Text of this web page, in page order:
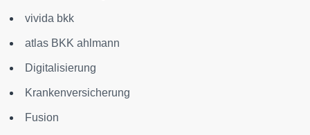
vivida bkk
atlas BKK ahlmann
Digitalisierung
Krankenversicherung
Fusion